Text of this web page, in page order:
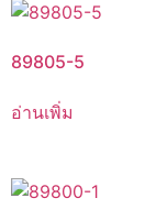
89805-5
อ่านเพิ่ม